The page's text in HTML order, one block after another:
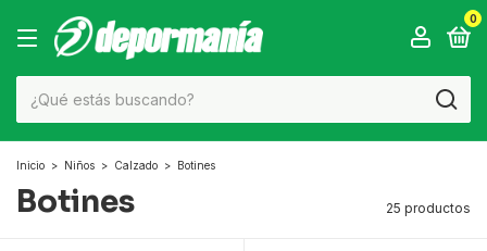
0
Inicio > Niños > Calzado > Botines
Botines 25 productos